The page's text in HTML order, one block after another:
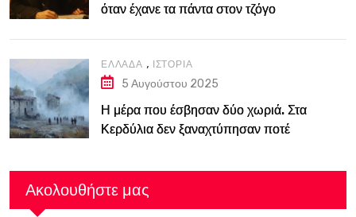
όταν έχανε τα πάντα στον τζόγο
ΕΛΛΆΔΑ , ΙΣΤΟΡΊΑ
5 Αυγούστου 2025
Η μέρα που έσβησαν δύο χωριά. Στα
Κερδύλια δεν ξαναχτύπησαν ποτέ
Ακολουθήστε μας